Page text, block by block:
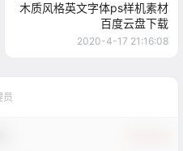
木质风格英文字体ps样机素材
百度云盘下载
2020-4-17 21:16:08
员